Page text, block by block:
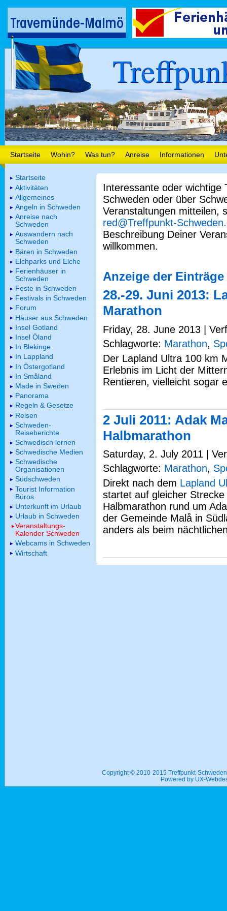
Startseite Wohin? Was tun? Anreise Informationen
Interessante oder wichtige
Schweden oder über
Veranstaltungen mitteilen,
red@Treffpunkt-
Beschreibung Deiner
willkommen.
Anzeige der
28.-29. Juni 2013:
Marathon
Friday, 28. June 2013 |
Schlagworte: Marathon,
Der Lapland Ultra 100 km
Erlebnis im Licht der
Rentieren, vielleicht sogar
2 Juli 2011: Adak
Halbmarathon
Saturday, 2. July 2011 |
Schlagworte: Marathon,
Direkt nach dem Lapland
startet auf gleicher
Halbmarathon rund um
der Gemeinde Malå in
anders als beim
Startseite
Aktivitäten
Allgemeines
Angeln in Schweden
Anreise nach
Schweden
Auswandern nach
Schweden
Bären in Schweden
Elchparks und Elche
Ferienhäuser in
Schweden
Feste in Schweden
Festivals in Schweden
Forum
Häuser aus Schweden
Insel Gotland
Insel Öland
In Blekinge
In Lappland
In Östergotland
In Småland
Made in Sweden
Panorama
Regeln & Gesetze
Reisen
Schweden-
Reiseberichte
Schwedisch lernen
Schwedische Medien
Schwedische
Organisationen
Südschweden
Tourist Information
Büros
Unterkunft im Urlaub
Urlaub in Schweden
Veranstaltungs-
Kalender Schweden
Webcams in Schweden
Wirtschaft
Copyright © 2010-2015 Treffpunkt-
Powered by UX-